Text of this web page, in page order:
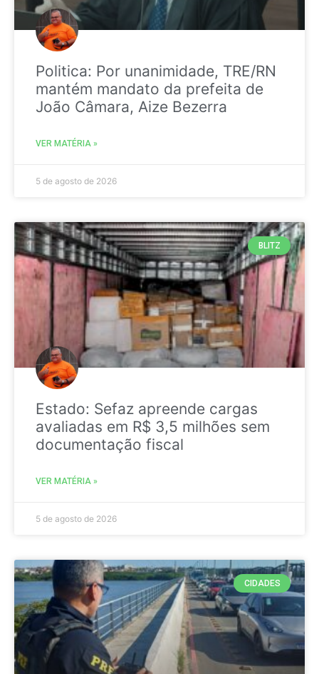
Politica: Por unanimidade, TRE/RN
mantém mandato da prefeita de
João Câmara, Aize Bezerra
VER MATÉRIA »
5 de agosto de 2026
BLITZ
Estado: Sefaz apreende cargas
avaliadas em R$ 3,5 milhões sem
documentação fiscal
VER MATÉRIA »
5 de agosto de 2026
CIDADES